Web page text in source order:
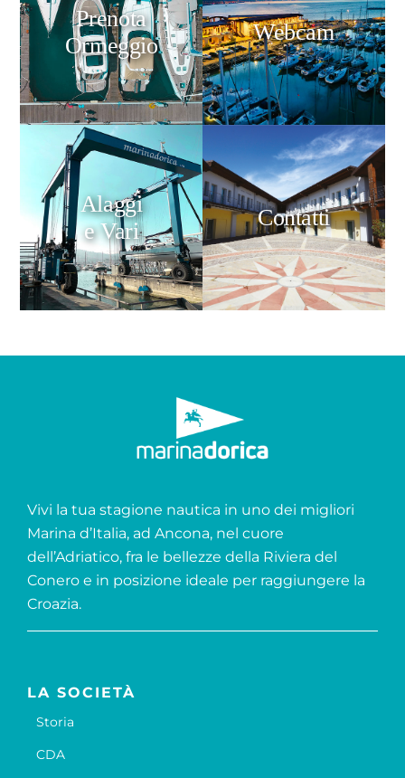
Prenota
Ormeggio
Webcam
Alaggi
e Vari
Contatti
Vivi la tua stagione nautica in uno dei migliori
Marina d’Italia, ad Ancona, nel cuore
dell’Adriatico, fra le bellezze della Riviera del
Conero e in posizione ideale per raggiungere la
Croazia.
LA SOCIETÀ
Storia
CDA